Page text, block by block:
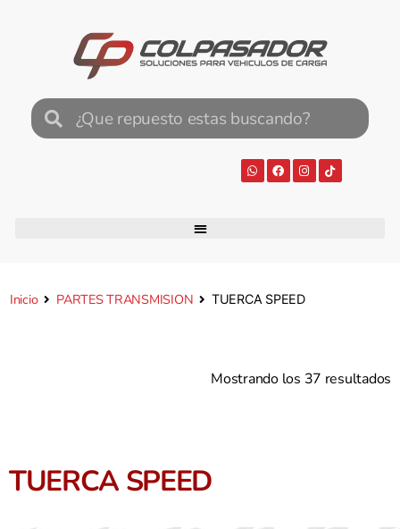
Inicio PARTES TRANSMISION TUERCA SPEED
Mostrando los 37 resultados
TUERCA SPEED